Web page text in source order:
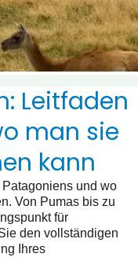
Leitfaden
man sie
kann
und wo
Von Pumas bis zu
für
den vollständigen
Ihres